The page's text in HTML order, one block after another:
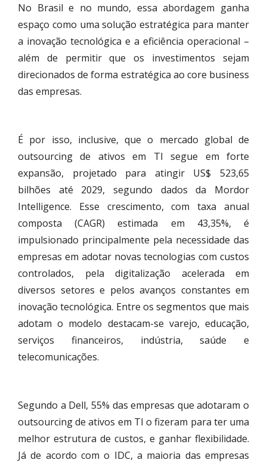
No Brasil e no mundo, essa abordagem ganha
espaço como uma solução estratégica para manter
a inovação tecnológica e a eficiência operacional –
além de permitir que os investimentos sejam
direcionados de forma estratégica ao core business
das empresas.
É por isso, inclusive, que o mercado global de
outsourcing de ativos em TI segue em forte
expansão, projetado para atingir US$ 523,65
bilhões até 2029, segundo dados da Mordor
Intelligence. Esse crescimento, com taxa anual
composta (CAGR) estimada em 43,35%, é
impulsionado principalmente pela necessidade das
empresas em adotar novas tecnologias com custos
controlados, pela digitalização acelerada em
diversos setores e pelos avanços constantes em
inovação tecnológica. Entre os segmentos que mais
adotam o modelo destacam-se varejo, educação,
serviços financeiros, indústria, saúde e
telecomunicações.
Segundo a Dell, 55% das empresas que adotaram o
outsourcing de ativos em TI o fizeram para ter uma
melhor estrutura de custos, e ganhar flexibilidade.
Já de acordo com o IDC, a maioria das empresas